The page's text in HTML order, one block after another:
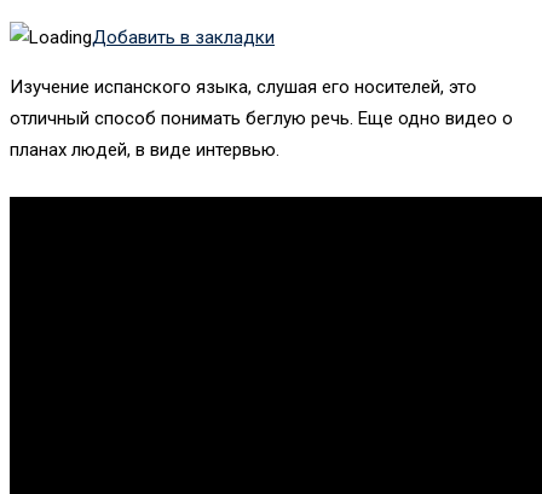
Добавить в закладки
Изучение испанского языка, слушая его носителей, это
отличный способ понимать беглую речь. Еще одно видео о
планах людей, в виде интервью.